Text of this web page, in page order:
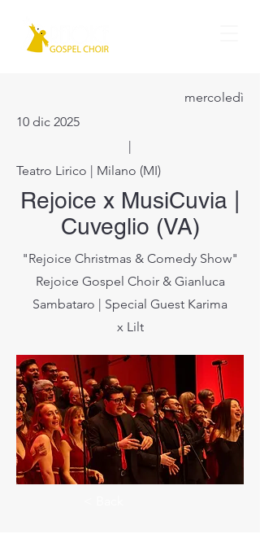
mercoledì
10 dic 2025
|
Teatro Lirico | Milano (MI)
Rejoice x MusiCuvia |
Cuveglio (VA)
"Rejoice Christmas & Comedy Show"
Rejoice Gospel Choir & Gianluca
Sambataro | Special Guest Karima
x Lilt